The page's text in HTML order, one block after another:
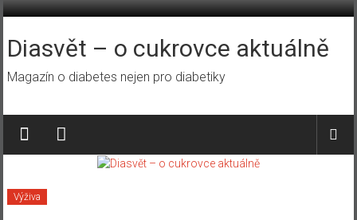
Přeskočit
obsah
Diasvět – o cukrovce aktuálně
Magazín o diabetes nejen pro diabetiky
Výživa